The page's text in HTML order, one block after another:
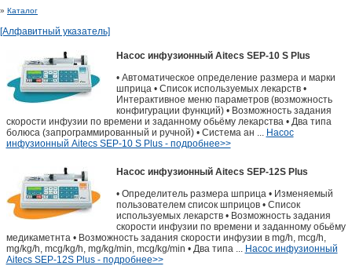
» Каталог
[Алфавитный указатель]
Насос инфузионный Aitecs SEP-10 S Plus
• Автоматическое определение размера и марки
шприца • Список используемых лекарств •
Интерактивное меню параметров (возможность
конфигурации функций) • Возможность задания
скорости инфузии по времени и заданному обьёму лекарства • Два типа
болюса (запрограммированный и ручной) • Система ан ... Насос
инфузионный Aitecs SEP-10 S Plus - подробнее>>
Насос инфузионный Aitecs SEP-12S Plus
• Определитель размера шприца • Изменяемый
пользователем список шприцов • Список
используемых лекарств • Возможность задания
скорости инфузии по времени и заданному обьёму
медикаметнта • Возможность задания скорости инфузии в mg/h, mcg/h,
mg/kg/h, mcg/kg/h, mg/kg/min, mcg/kg/min • Два типа ... Насос инфузионный
Aitecs SEP-12S Plus - подробнее>>